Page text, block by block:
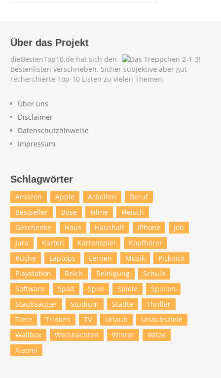
Über das Projekt
dieBestenTop10.de hat sich den
Bestenlisten verschrieben. Sicher subjektive aber gut
recherchierte Top-10 Listen zu vielen Themen.
Über uns
Disclaimer
Datenschutzhinweise
Impressum
Schlagwörter
Amazon Apple Arbeiten
Beruf
Bestseller
Bose Filme
Fleisch
Geschenke
Haus Haushalt iPhone
Job
Jura
Karten Kartenspiel
Kopfhörer
Küche
Laptops Lernen Musik
Picknick
Playstation
Reich Reinigung
Schule
Software
Spaß Spiel Spiele
Spielen
Staubsauger
Studium Städte
Thriller
Tiere
Trinken TV Urlaub
Urlaubsziele
Wallbox
Weihnachten Winter
Witze
Xiaomi